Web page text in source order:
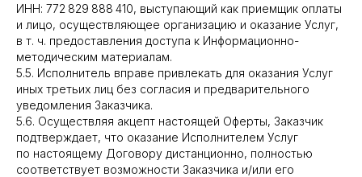
ИНН: 772 829 888 410, выступающий как приемщик оплаты
и лицо, осуществляющее организацию и оказание Услуг,
в т. ч. предоставления доступа к Информационно-
методическим материалам.
5.5. Исполнитель вправе привлекать для оказания Услуг
иных третьих лиц без согласия и предварительного
уведомления Заказчика.
5.6. Осуществляя акцепт настоящей Оферты, Заказчик
подтверждает, что оказание Исполнителем Услуг
по настоящему Договору дистанционно, полностью
соответствует возможности Заказчика и/или его